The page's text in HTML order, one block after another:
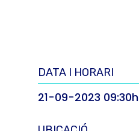
DATA I HORARI
21-09-2023 09:30h